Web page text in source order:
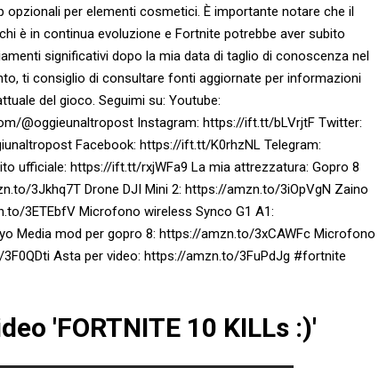
opzionali per elementi cosmetici. È importante notare che il
è in continua evoluzione e Fortnite potrebbe aver subito
significativi dopo la mia data di taglio di conoscenza nel
ti consiglio di consultare fonti aggiornate per informazioni
del gioco. Seguimi su: Youtube:
@oggieunaltropost Instagram: https://ift.tt/bLVrjtF Twitter:
Facebook: https://ift.tt/K0rhzNL Telegram:
ufficiale: https://ift.tt/rxjWFa9 La mia attrezzatura: Gopro 8
3Jkhq7T Drone DJI Mini 2: https://amzn.to/3iOpVgN Zaino
3ETEbfV Microfono wireless Synco G1 A1:
Media mod per gopro 8: https://amzn.to/3xCAWFc Microfono
Asta per video: https://amzn.to/3FuPdJg #fortnite
'FORTNITE 10 KILLs :)'